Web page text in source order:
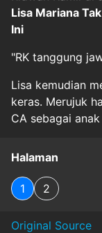
Lisa Mariana
Ini
"RK tanggung
Lisa kemudian
keras. Merujuk
CA sebagai
Halaman
1 2
Original Source